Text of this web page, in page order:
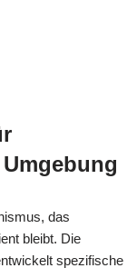
das
bleibt. Die
spezifische